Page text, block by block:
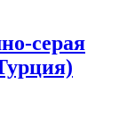
серая